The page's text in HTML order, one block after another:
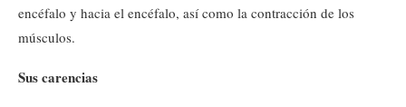
encéfalo y hacia el encéfalo, así como la contracción de los
músculos.
Sus carencias